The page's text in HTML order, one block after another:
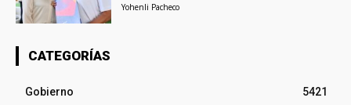
Yohenli Pacheco
CATEGORÍAS
Gobierno
5421